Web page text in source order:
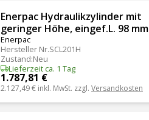
Enerpac Hydraulikzylinder mit
geringer Höhe, eingef.L. 98 mm
Enerpac
Hersteller Nr.SCL201H
Zustand:Neu
Lieferzeit ca. 1 Tag
1.787,81 €
2.127,49 € inkl. MwSt. zzgl. Versandkosten